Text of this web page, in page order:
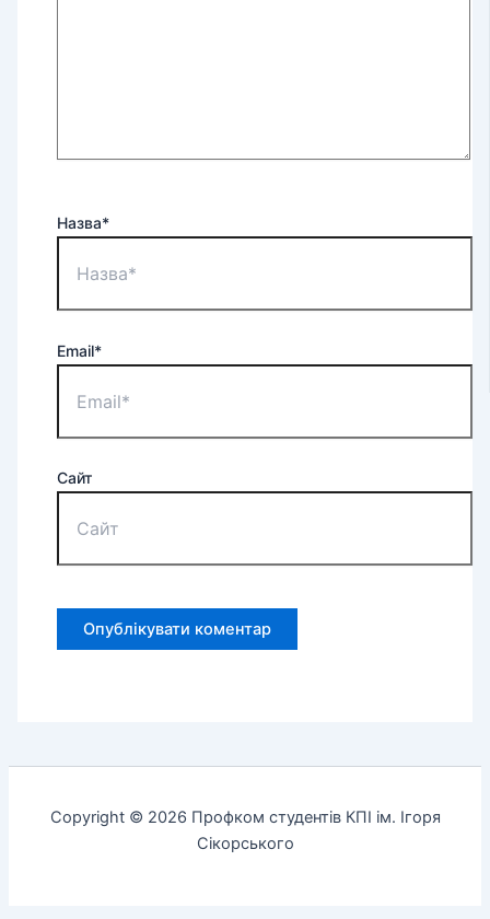
Назва*
Email*
Сайт
Copyright © 2026 Профком студентів КПІ ім. Ігоря
Сікорського